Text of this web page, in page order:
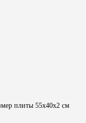
плиты 55х40х2 см